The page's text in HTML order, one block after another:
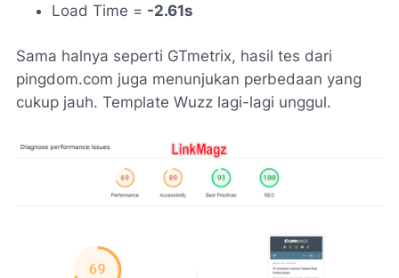
Load Time = -2.61s
Sama halnya seperti GTmetrix, hasil tes dari
pingdom.com juga menunjukan perbedaan yang
cukup jauh. Template Wuzz lagi-lagi unggul.